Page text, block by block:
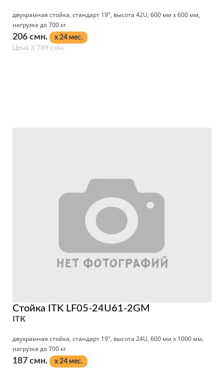
двухрамная стойка, стандарт 19", высота 42U, 600 мм x 600 мм,
нагрузка до 700 кг
206 смн.
x 24 мес.
Цена 3 789 смн.
Стойка ITK LF05-24U61-2GM
ITK
двухрамная стойка, стандарт 19", высота 24U, 600 мм x 1000 мм,
нагрузка до 700 кг
187 смн.
x 24 мес.